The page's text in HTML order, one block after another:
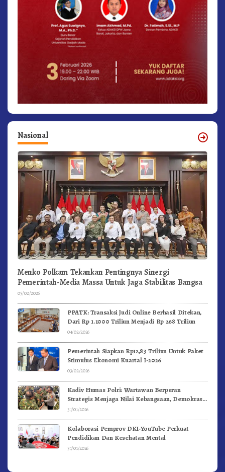
Nasional
Menko Polkam Tekankan Pentingnya Sinergi
Pemerintah-Media Massa Untuk Jaga Stabilitas Bangsa
05/02/2026
PPATK: Transaksi Judi Online Berhasil Ditekan,
Dari Rp 1.1000 Triliun Menjadi Rp 268 Triliun
04/02/2026
Pemerintah Siapkan Rp12,83 Triliun Untuk Paket
Stimulus Ekonomi Kuartal I-2026
03/02/2026
Kadiv Humas Polri: Wartawan Berperan
Strategis Menjaga Nilai Kebangsaan, Demokrasi,
dan NKRI
31/01/2026
Kolaborasi Pemprov DKI-YouTube Perkuat
Pendidikan Dan Kesehatan Mental
31/01/2026